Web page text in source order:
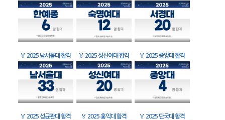
🏅 2025 남서울대 합격 🏅 2025 성신여대 합격 🏅 2025 중앙대 합격
🏅 2025 성균관대 합격 🏅 2025 홍익대 합격 🏅 2025 단국대 합격